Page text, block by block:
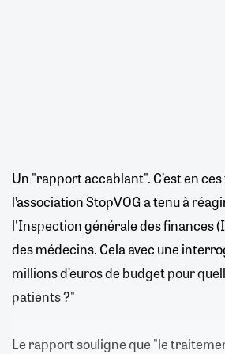
Un "rapport accablant". C’est en
l’association StopVOG a tenu à
l'Inspection générale des finances
des médecins. Cela avec une
millions d’euros de budget pour
patients ?"
Le rapport souligne que "le